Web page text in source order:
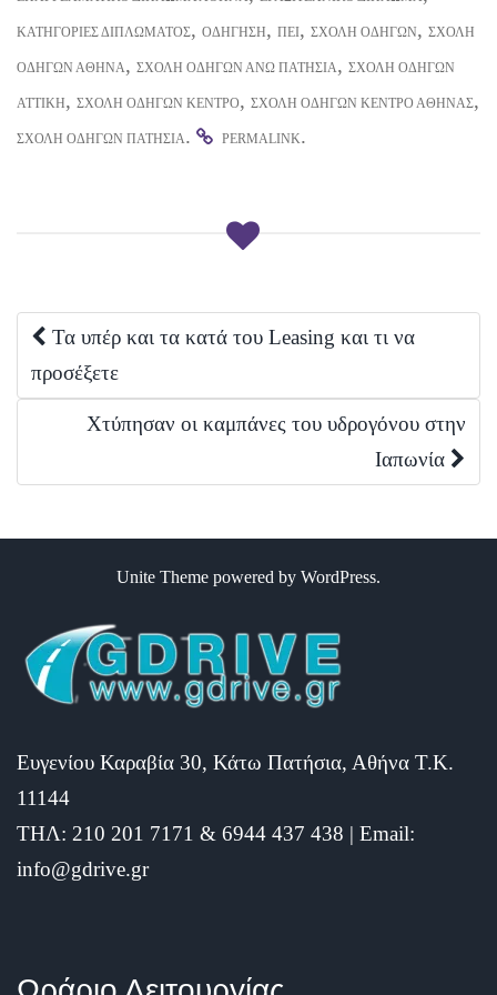
ΚΑΤΗΓΟΡΊΕΣ ΔΙΠΛΏΜΑΤΟΣ, ΟΔΉΓΗΣΗ, ΠΕΙ, ΣΧΟΛΉ ΟΔΗΓΏΝ, ΣΧΟΛΉ
ΟΔΗΓΏΝ ΑΘΉΝΑ, ΣΧΟΛΉ ΟΔΗΓΏΝ ΆΝΩ ΠΑΤΉΣΙΑ, ΣΧΟΛΉ ΟΔΗΓΏΝ
ΑΤΤΙΚΉ, ΣΧΟΛΉ ΟΔΗΓΏΝ ΚΈΝΤΡΟ, ΣΧΟΛΉ ΟΔΗΓΏΝ ΚΈΝΤΡΟ ΑΘΉΝΑΣ,
ΣΧΟΛΉ ΟΔΗΓΏΝ ΠΑΤΉΣΙΑ. PERMALINK.
Post
navigation
Τα υπέρ και τα κατά του Leasing και τι να
προσέξετε
Χτύπησαν οι καμπάνες του υδρογόνου στην
Ιαπωνία
Unite Theme powered by WordPress.
Ευγενίου Καραβία 30, Κάτω Πατήσια, Αθήνα Τ.Κ.
11144
ΤΗΛ: 210 201 7171 & 6944 437 438 | Email:
info@gdrive.gr